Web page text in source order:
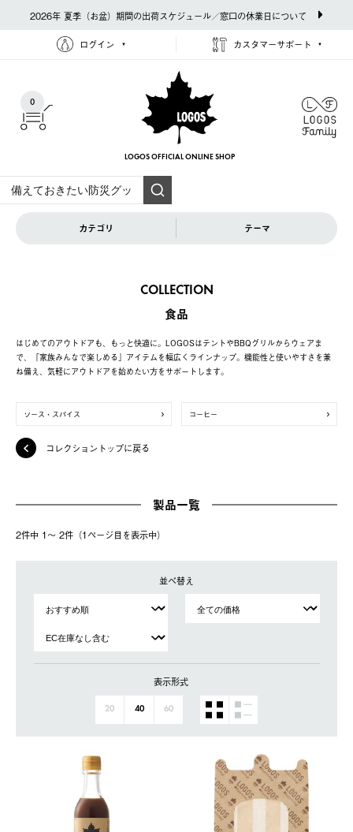
2026年 夏季（お盆）期間の出荷スケジュール／窓口の休業日について
ログイン カスタマーサポート
0
LOGOS OFFICIAL ONLINE SHOP
カテゴリ テーマ
COLLECTION
食品
はじめてのアウトドアも、もっと快適に。LOGOSはテントやBBQグリルからウェアま
で、「家族みんなで楽しめる」アイテムを幅広くラインナップ。機能性と使いやすさを兼
ね備え、気軽にアウトドアを始めたい方をサポートします。
ソース・スパイス コーヒー
コレクショントップに戻る
製品一覧
2件中 1〜 2件（1ページ⽬を表⽰中）
並べ替え
表示形式
20 40 60